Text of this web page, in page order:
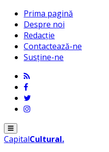
Prima pagină
Despre noi
Redacție
Contactează-ne
Susține-ne
Menu
CapitalCultural.